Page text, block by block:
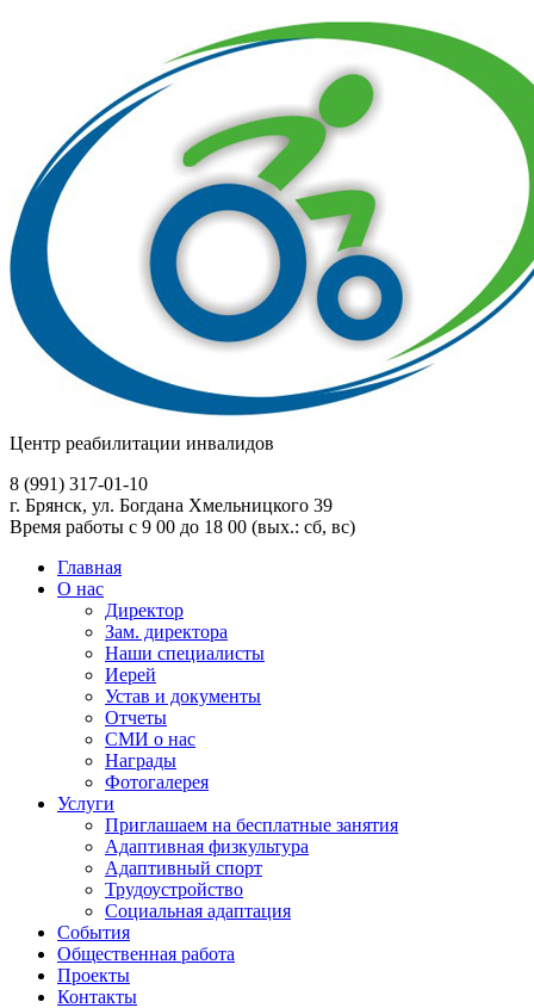
Центр реабилитации инвалидов
8 (991) 317-01-10
г. Брянск, ул. Богдана Хмельницкого 39
Время работы с 9 00 до 18 00 (вых.: сб, вс)
Главная
О нас
Директор
Зам. директора
Наши специалисты
Иерей
Устав и документы
Отчеты
СМИ о нас
Награды
Фотогалерея
Услуги
Приглашаем на бесплатные занятия
Адаптивная физкультура
Адаптивный спорт
Трудоустройство
Социальная адаптация
События
Общественная работа
Проекты
Контакты